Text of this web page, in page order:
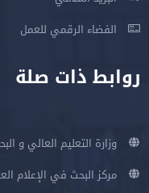
الفضاء الرقمي للعمل
روابط ذات صلة
وزارة التعليم العالي و
مركز البحث في الإعلام